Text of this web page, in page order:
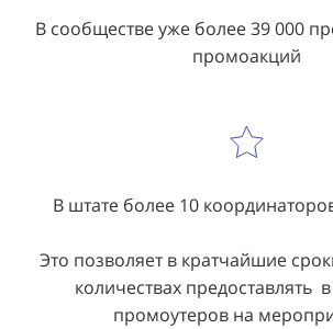
В сообществе уже более 39 000
промоакций
В штате более 10
Это позволяет в кратчайшие
количествах предоставлять
промоутеров на